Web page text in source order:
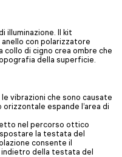
illuminazione. Il kit
con polarizzatore
collo di cigno crea ombre che
della superficie.
vibrazioni che sono causate
espande l’area di
nel percorso ottico
la testata del
consente il
della testata del